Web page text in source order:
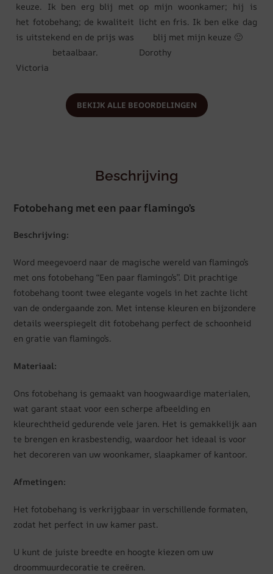
keuze. Ik ben erg blij met
het fotobehang; de kwaliteit
is uitstekend en de prijs was
betaalbaar.
Victoria
op mijn woonkamer; hij is
licht en fris. Ik ben elke dag
blij met mijn keuze 🙂
Dorothy
BEKIJK ALLE BEOORDELINGEN
Beschrijving
Fotobehang met een paar flamingo’s
Beschrijving:
Word meegevoerd naar de magische wereld van flamingo’s
met ons fotobehang “Een paar flamingo’s”. Dit prachtige
fotobehang toont twee elegante vogels in het zachte licht
van de ondergaande zon. Met intense kleuren en bijzondere
details weerspiegelt dit fotobehang perfect de schoonheid
en gratie van flamingo’s.
Materiaal:
Ons fotobehang is gemaakt van hoogwaardige materialen,
wat garant staat voor een scherpe afbeelding en
kleurechtheid gedurende vele jaren. Het is gemakkelijk aan
te brengen en krasbestendig, waardoor het ideaal is voor
het decoreren van uw woonkamer, slaapkamer of kantoor.
Afmetingen:
Het fotobehang is verkrijgbaar in verschillende formaten,
zodat het perfect in uw kamer past.
U kunt de juiste breedte en hoogte kiezen om uw
droommuurdecoratie te creëren.